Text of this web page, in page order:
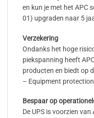
en kun je met het APC
01) upgraden naar 5
Verzekering
Ondanks het hoge
piekspanning heeft
producten en biedt op
– Equipment
Bespaar op
De UPS is voorzien